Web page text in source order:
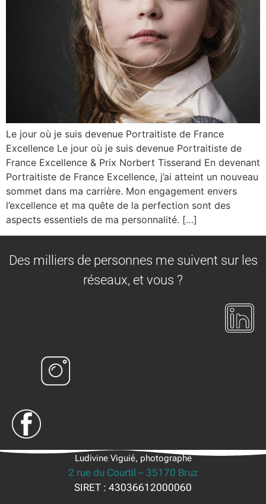
Le jour où je suis devenue Portraitiste de France
Excellence Le jour où je suis devenue Portraitiste de
France Excellence & Prix Norbert Tisserand En devenant
Portraitiste de France Excellence, j’ai atteint un nouveau
sommet dans ma carrière. Mon engagement envers
l’excellence et ma quête de la perfection sont des
aspects essentiels de ma personnalité. […]
Des milliers de personnes me suivent sur les
réseaux, et vous ?
Ludivine Viguié, photographe
2 rue du Courtil – 35170 Bruz
SIRET : 43036612000060